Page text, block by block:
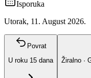
Isporuka
Utorak, 11. August 2026.
Povrat
U roku 15 dana
Žiralno ·